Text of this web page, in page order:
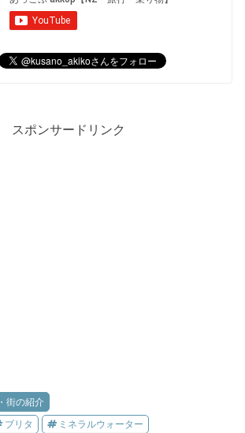
スポンサードリンク
・街の紹介
ブリタ ミネラルウォーター